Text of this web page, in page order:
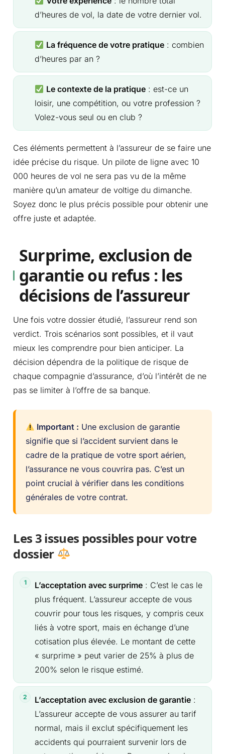
d’heures de vol, la date de votre dernier vol.
La fréquence de votre pratique : combien
d’heures par an ?
Le contexte de la pratique : est-ce un
loisir, une compétition, ou votre profession ?
Volez-vous seul ou en club ?
Ces éléments permettent à l’assureur de se faire une
idée précise du risque. Un pilote de ligne avec 10
000 heures de vol ne sera pas vu de la même
manière qu’un amateur de voltige du dimanche.
Soyez donc le plus précis possible pour obtenir une
offre juste et adaptée.
Surprime, exclusion de
garantie ou refus : les
décisions de l’assureur
Une fois votre dossier étudié, l’assureur rend son
verdict. Trois scénarios sont possibles, et il vaut
mieux les comprendre pour bien anticiper. La
décision dépendra de la politique de risque de
chaque compagnie d’assurance, d’où l’intérêt de ne
pas se limiter à l’offre de sa banque.
Important : Une exclusion de garantie
signifie que si l’accident survient dans le
cadre de la pratique de votre sport aérien,
l’assurance ne vous couvrira pas. C’est un
point crucial à vérifier dans les conditions
générales de votre contrat.
Les 3 issues possibles pour votre
dossier
L’acceptation avec surprime : C’est le cas le
plus fréquent. L’assureur accepte de vous
couvrir pour tous les risques, y compris ceux
liés à votre sport, mais en échange d’une
cotisation plus élevée. Le montant de cette
« surprime » peut varier de 25% à plus de
200% selon le risque estimé.
L’acceptation avec exclusion de garantie :
L’assureur accepte de vous assurer au tarif
normal, mais il exclut spécifiquement les
accidents qui pourraient survenir lors de